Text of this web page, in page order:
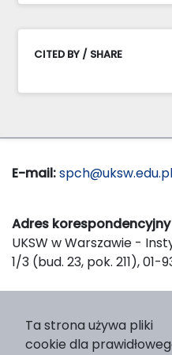
CITED BY / SHARE
E-mail:spch@uksw.edu.pl
Adres
UKSW w Warszawie -
1/3 (bud. 23, pok. 211), 01-
Wydawnictwo Naukowe
nr 2, 01-815 Warszawa
Ta strona używa pliki
cookie dla